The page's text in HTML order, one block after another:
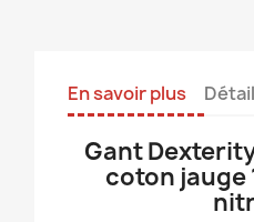
En savoir plus
Gant
coton jauge